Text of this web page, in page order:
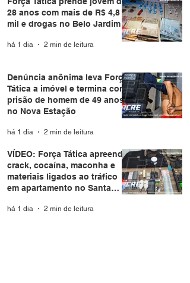
28 anos com mais de R$ 4,8
mil e drogas no Belo Jardim I
há 1 dia 2 min de leitura
Denúncia anônima leva Força
Tática a imóvel e termina com
prisão de homem de 49 anos
no Nova Estação
há 1 dia 2 min de leitura
VÍDEO: Força Tática apreende
crack, cocaína, maconha e
materiais ligados ao tráfico
em apartamento no Santa
há 1 dia 2 min de leitura